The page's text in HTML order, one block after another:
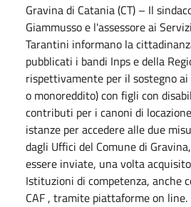
Gravina di Catania (CT) – Il
Giammusso e l'assessore ai
Tarantini informano la
pubblicati i bandi Inps e della
rispettivamente per il sostegno
o monoreddito) con figli con
contributi per i canoni di
istanze per accedere alle due
dagli Uffici del Comune di
essere inviate, una volta
Istituzioni di competenza, anche
CAF , tramite piattaforme on line.